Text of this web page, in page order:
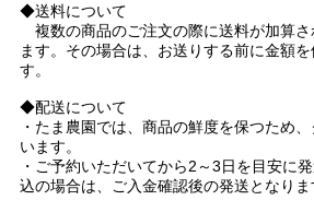
◆送料について
複数の商品のご注文の際に送料が加算さ
ます。その場合は、お送りする前に金額
す。
◆配送について
・たま農園では、商品の鮮度を保つため
います。
・ご予約いただいてから2～3日を目安に
込の場合は、ご入金確認後の発送となりま